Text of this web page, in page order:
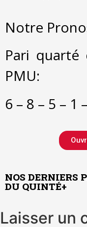
Notre
Pari quarté
PMU:
6 – 8 – 5 – 1
NOS DERNIERS
DU QUINTÉ+
Laisser un